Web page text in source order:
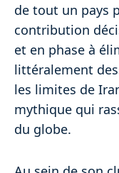
de tout un pays
contribution
et en phase à
littéralement
les limites de
mythique qui
du globe.